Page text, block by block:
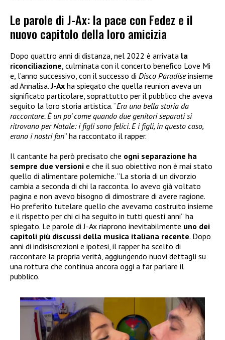
Le parole di J-Ax: la pace con Fedez e il
nuovo capitolo della loro amicizia
Dopo quattro anni di distanza, nel 2022 è arrivata la
riconciliazione, culminata con il concerto benefico Love Mi
e, l’anno successivo, con il successo di Disco Paradiseinsieme
ad Annalisa.J-Ax ha spiegato che quella reunion aveva un
significato particolare, soprattutto per il pubblico che aveva
seguito la loro storia artistica. “Era una bella storia da
raccontare. È un po’ come quando due genitori separati si
ritrovano per Natale: i figli sono felici. E i figli, in questo caso,
erano i nostri fan” ha raccontato il rapper.
Il cantante ha però precisato che ogni separazione ha
sempre due versioni e che il suo obiettivo non è mai stato
quello di alimentare polemiche. “La storia di un divorzio
cambia a seconda di chi la racconta. Io avevo già voltato
pagina e non avevo bisogno di dimostrare di avere ragione.
Ho preferito tutelare quello che avevamo costruito insieme
e il rispetto per chi ci ha seguito in tutti questi anni” ha
spiegato. Le parole di J-Ax riaprono inevitabilmente uno dei
capitoli più discussi della musica italiana recente. Dopo
anni di indisiscrezioni e ipotesi, il rapper ha scelto di
raccontare la propria verità, aggiungendo nuovi dettagli su
una rottura che continua ancora oggi a far parlare il
pubblico.